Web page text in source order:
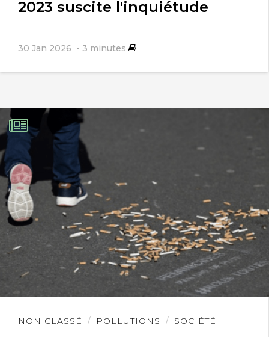
2023 suscite l'inquiétude
30 Jan 2026 3 minutes
NON CLASSÉ POLLUTIONS SOCIÉTÉ
Lire